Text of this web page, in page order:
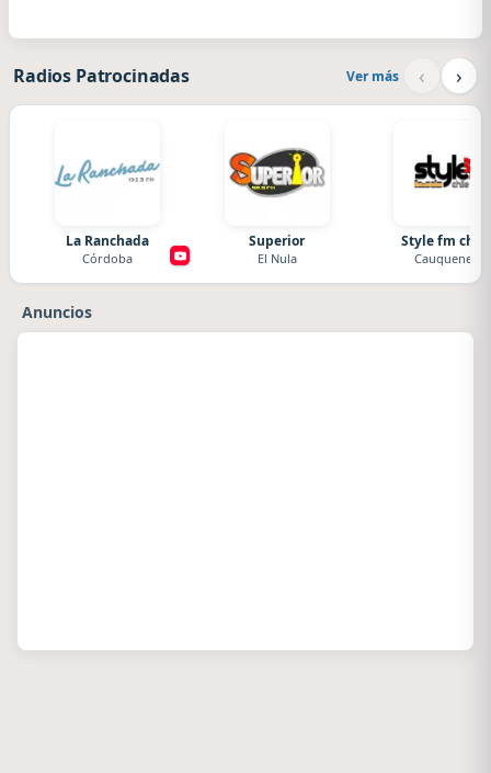
Radios Patrocinadas Ver más ‹ ›
La Ranchada
Córdoba
Superior
El Nula
Style fm chile
Cauquenes
Anuncios